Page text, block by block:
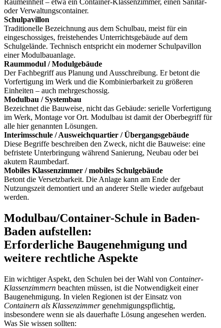
oder Verwaltungscontainer.
Schulpavillon
Traditionelle Bezeichnung aus dem Schulbau, meist für ein
eingeschossiges, freistehendes Unterrichtsgebäude auf dem
Schulgelände. Technisch entspricht ein moderner Schulpavillon
einer Modulbauanlage.
Raummodul / Modulgebäude
Der Fachbegriff aus Planung und Ausschreibung. Er betont die
Vorfertigung im Werk und die Kombinierbarkeit zu größeren
Einheiten – auch mehrgeschossig.
Modulbau / Systembau
Bezeichnet die Bauweise, nicht das Gebäude: serielle Vorfertigung
im Werk, Montage vor Ort. Modulbau ist damit der Oberbegriff für
alle hier genannten Lösungen.
Interimsschule / Ausweichquartier / Übergangsgebäude
Diese Begriffe beschreiben den Zweck, nicht die Bauweise: eine
befristete Unterbringung während Sanierung, Neubau oder bei
akutem Raumbedarf.
Mobiles Klassenzimmer / mobiles Schulgebäude
Betont die Versetzbarkeit. Die Anlage kann am Ende der
Nutzungszeit demontiert und an anderer Stelle wieder aufgebaut
werden.
Modulbau/Container-Schule in Baden-
Baden aufstellen:
Erforderliche Baugenehmigung und
weitere rechtliche Aspekte
Ein wichtiger Aspekt, den Schulen bei der Wahl von Container-
Klassenzimmern beachten müssen, ist die Notwendigkeit einer
Baugenehmigung. In vielen Regionen ist der Einsatz von
Containern als Klassenzimmergenehmigungspflichtig,
insbesondere wenn sie als dauerhafte Lösung angesehen werden.
Was Sie wissen sollten: